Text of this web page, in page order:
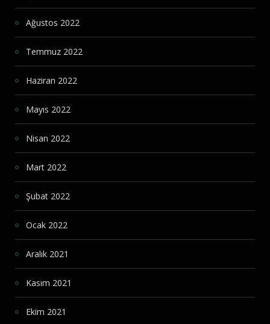
Ağustos 2022
Temmuz 2022
Haziran 2022
Mayıs 2022
Nisan 2022
Mart 2022
Şubat 2022
Ocak 2022
Aralık 2021
Kasım 2021
Ekim 2021